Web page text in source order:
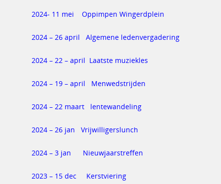
2024- 11 mei Oppimpen Wingerdplein
2024 – 26 april Algemene ledenvergadering
2024 – 22 – april Laatste muziekles
2024 – 19 – april Menwedstrijden
2024 – 22 maart lentewandeling
2024 – 26 jan Vrijwilligerslunch
2024 – 3 jan Nieuwjaarstreffen
2023 – 15 dec Kerstviering